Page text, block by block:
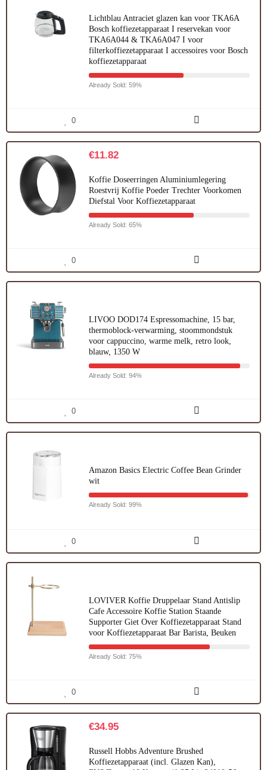
Lichtblau Antraciet glazen kan voor TKA6A
Bosch koffiezetapparaat I reservekan voor
TKA6A044 & TKA6A047 I voor
filterkoffiezetapparaat I accessoires voor Bosch
koffiezetapparaat
Already Sold: 59%
0
€11.82
Koffie Doseerringen Aluminiumlegering
Roestvrij Koffie Poeder Trechter Voorkomen
Diefstal Voor Koffiezetapparaat
Already Sold: 65%
0
LIVOO DOD174 Espressomachine, 15 bar,
thermoblock-verwarming, stoommondstuk
voor cappuccino, warme melk, retro look,
blauw, 1350 W
Already Sold: 94%
0
Amazon Basics Electric Coffee Bean Grinder
wit
Already Sold: 99%
0
LOVIVER Koffie Druppelaar Stand Antislip
Cafe Accessoire Koffie Station Staande
Supporter Giet Over Koffiezetapparaat Stand
voor Koffiezetapparaat Bar Barista, Beuken
Already Sold: 75%
0
€34.95
Russell Hobbs Adventure Brushed
Koffiezetapparaat (incl. Glazen Kan),